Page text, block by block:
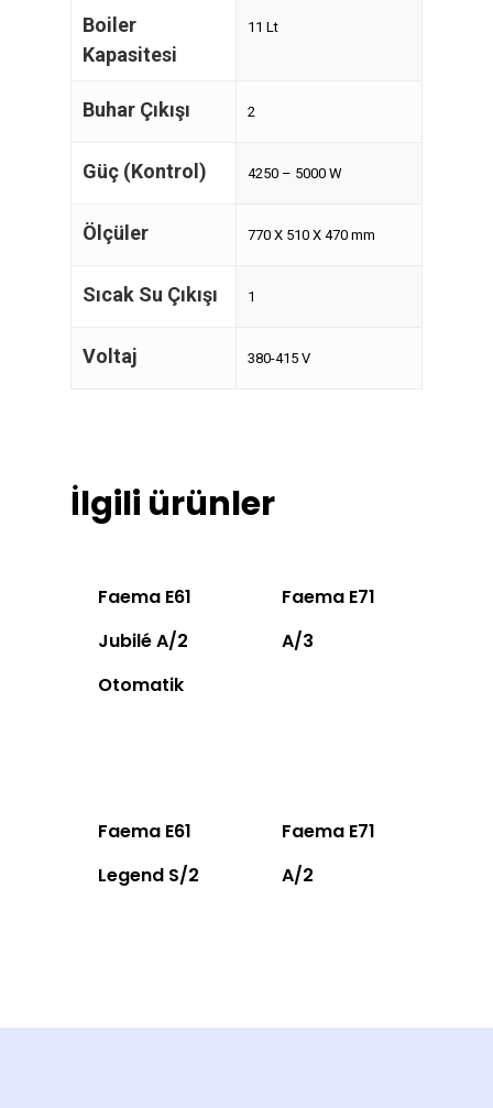
Boiler
Kapasitesi
11 Lt
Buhar Çıkışı 2
Güç (Kontrol) 4250 – 5000 W
Ölçüler 770 X 510 X 470 mm
Sıcak Su Çıkışı 1
Voltaj 380-415 V
İlgili ürünler
Faema E61
Jubilé A/2
Otomatik
Faema E71
A/3
Faema E61
Legend S/2
Faema E71
A/2